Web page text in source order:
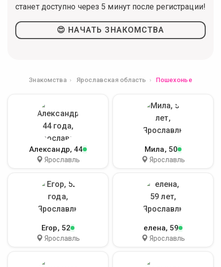
станет доступно через 5 минут после регистрации!
😍 НАЧАТЬ ЗНАКОМСТВА
Знакомства Ярославская область Пошехонье
Александр, 44
Ярославль
Мила, 50
Ярославль
Егор, 52
Ярославль
елена, 59
Ярославль